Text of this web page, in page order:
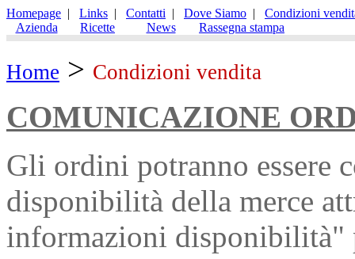
Homepage | Links | Contatti | Dove Siamo | Condizioni
Azienda
Ricette News Rassegna stampa
Home > Condizioni vendita
COMUNICAZIONE
Gli ordini potranno essere
disponibilità della merce
informazioni disponibilità"